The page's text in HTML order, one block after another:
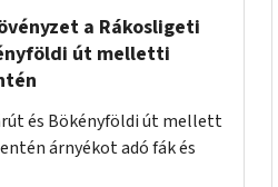
a Rákosligeti
út melletti
és Bökényföldi út mellett
árnyékot adó fák és